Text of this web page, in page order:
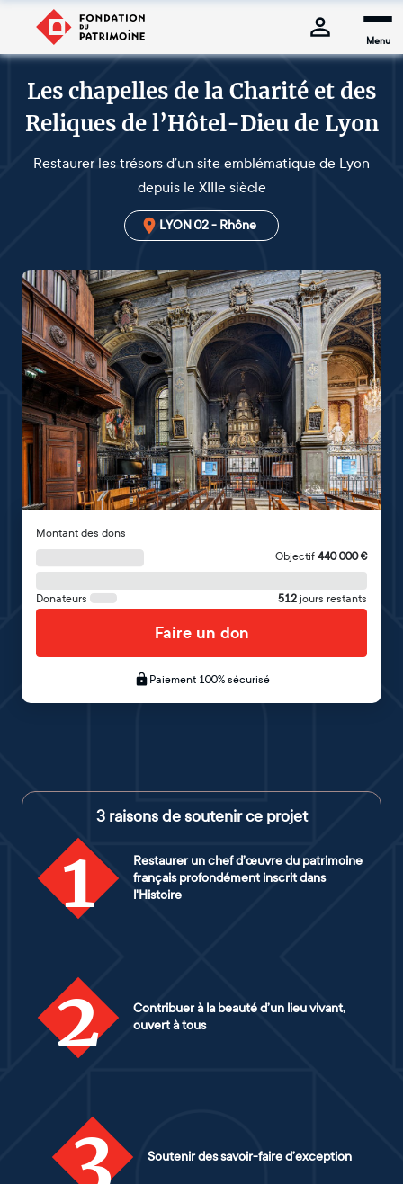
Menu
Les chapelles de la Charité et des
Reliques de l’Hôtel-Dieu de Lyon
Restaurer les trésors d’un site emblématique de Lyon
depuis le XIIIe siècle
LYON 02 - Rhône
Montant des dons
Objectif 440 000€
Donateurs 512 jours restants
Faire un don
Paiement 100% sécurisé
3 raisons de soutenir ce projet
1
Restaurer un chef d’œuvre du patrimoine
français profondément inscrit dans
l'Histoire
2
Contribuer à la beauté d’un lieu vivant,
ouvert à tous
3 Soutenir des savoir-faire d’exception